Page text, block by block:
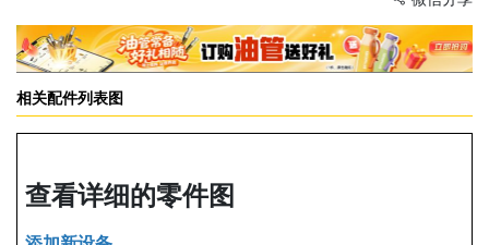
相关配件列表图
查看详细的零件图